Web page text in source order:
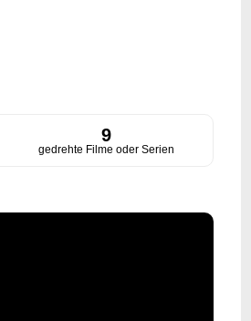
9
gedrehte Filme oder Serien